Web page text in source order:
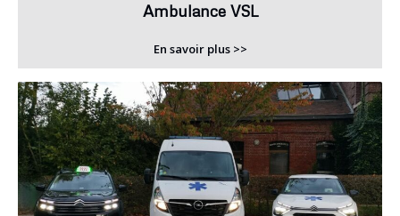
Ambulance VSL
En savoir plus >>